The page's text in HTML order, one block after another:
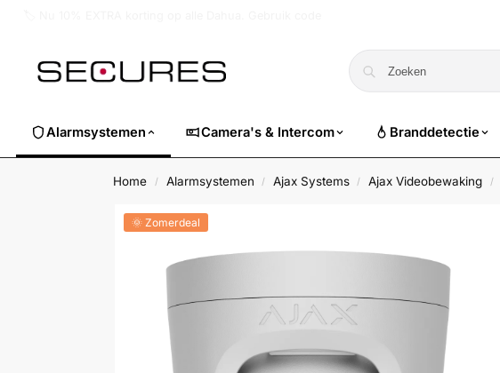
Alarmsystemen Camera's & Intercom Branddetectie
Home / Alarmsystemen / Ajax Systems / Ajax Videobewaking /
🌞 Zomerdeal